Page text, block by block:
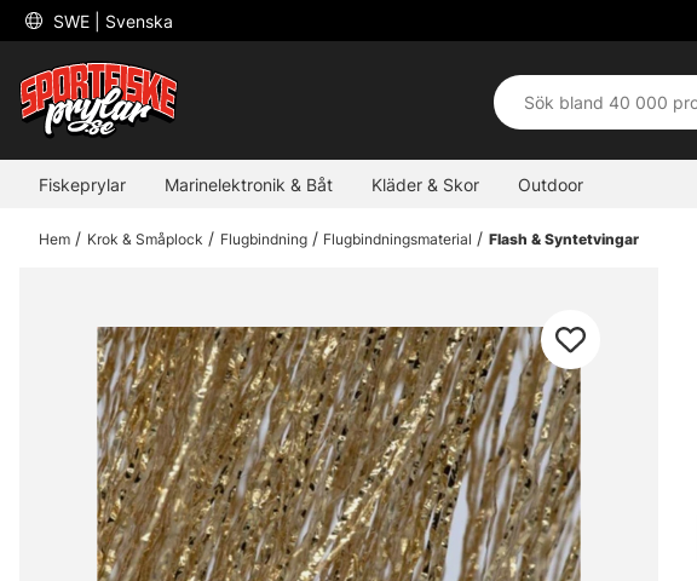
SWE | Svenska
Fiskeprylar Marinelektronik & Båt Kläder & Skor Outdoor
Hem Krok & Småplock Flugbindning Flugbindningsmaterial Flash & Syntetvingar